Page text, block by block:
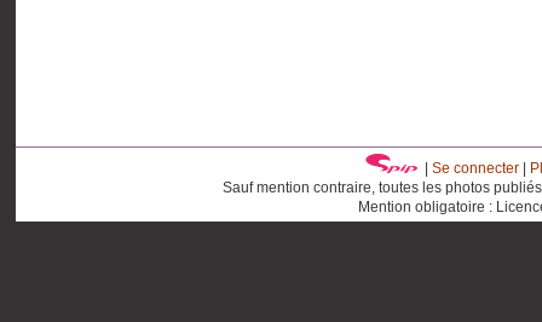
Se connecter|
Sauf mention contraire, toutes les photos
Mention obligatoire :